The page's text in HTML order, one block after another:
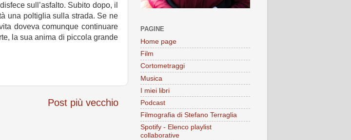
sull’asfalto. Subito dopo, il
una poltiglia sulla strada. Se ne
doveva comunque continuare
la sua anima di piccola grande
Post più vecchio
PAGINE
Home page
Film
Cortometraggi
Musica
I miei libri
Podcast
Filmografia di Stefano Terraglia
Spotify - Elenco playlist
collaborative